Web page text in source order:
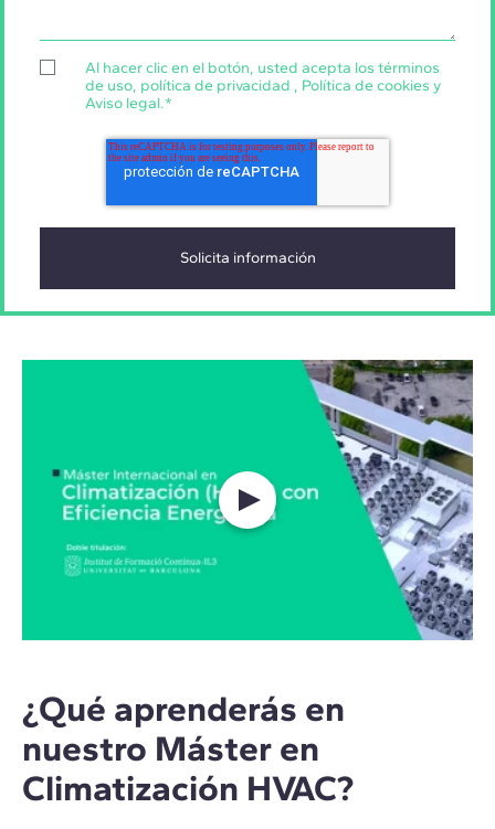
Al hacer clic en el botón, usted acepta los términos
de uso, política de privacidad , Política de cookies y
Aviso legal.*
¿Qué aprenderás en
nuestro Máster en
Climatización HVAC?